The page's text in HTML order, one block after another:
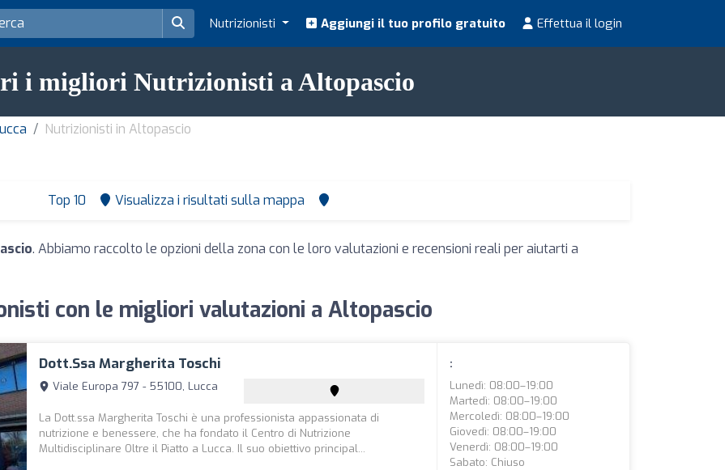
Nutrizionisti Aggiungi il tuo profilo gratuito Effettua il login
i migliori Nutrizionisti a Altopascio
Nutrizionisti in Altopascio
Top 10 Visualizza i risultati sulla mappa
. Abbiamo raccolto le opzioni della zona con le loro valutazioni e recensioni reali per aiutarti a
con le migliori valutazioni a Altopascio
Dott.ssa Margherita Toschi
Viale Europa 797 - 55100, Lucca
La Dott.ssa Margherita Toschi è una professionista appassionata di
nutrizione e benessere, che ha fondato il Centro di Nutrizione
Multidisciplinare Oltre il Piatto a Lucca. Il suo obiettivo principal...
:
Lunedì: 08:00–19:00
Martedì: 08:00–19:00
Mercoledì: 08:00–19:00
Giovedì: 08:00–19:00
Venerdì: 08:00–19:00
Sabato: Chiuso